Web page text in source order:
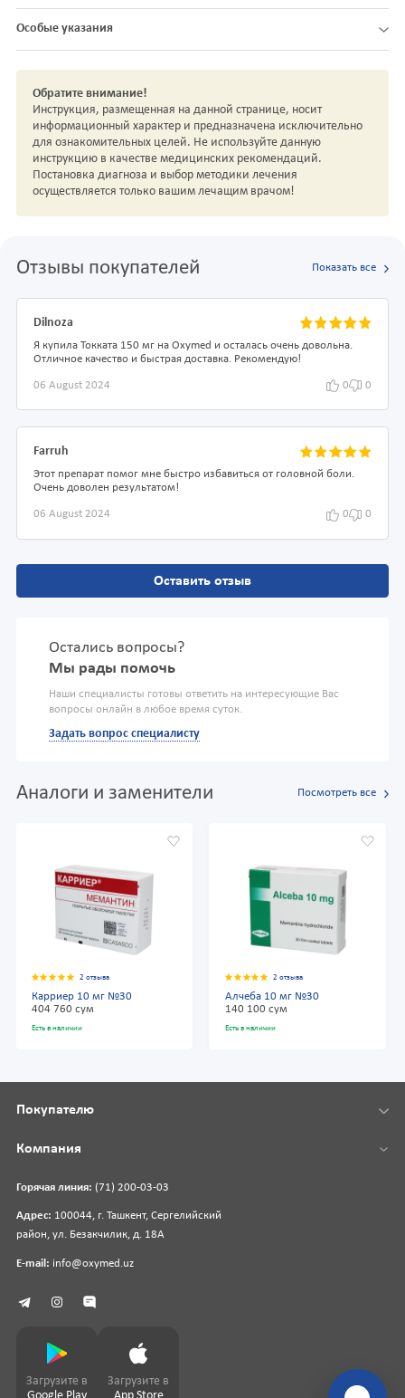
Особые указания
Обратите внимание!
Инструкция, размещенная на данной странице, носит
информационный характер и предназначена исключительно
для ознакомительных целей. Не используйте данную
инструкцию в качестве медицинских рекомендаций.
Постановка диагноза и выбор методики лечения
осуществляется только вашим лечащим врачом!
Отзывы покупателей Показать все
Dilnoza
Я купила Токката 150 мг на Oxymed и осталась очень довольна.
Отличное качество и быстрая доставка. Рекомендую!
06 August 2024 0 0
Farruh
Этот препарат помог мне быстро избавиться от головной боли.
Очень доволен результатом!
06 August 2024 0 0
Оставить отзыв
Остались вопросы?
Мы рады помочь
Наши специалисты готовы ответить на интересующие Вас
вопросы онлайн в любое время суток.
Задать вопрос специалисту
Аналоги и заменители Посмотреть все
2 отзыва
Карриер 10 мг №30
404 760 сум
Есть в наличии
2 отзыва
Алчеба 10 мг №30
140 100 сум
Есть в наличии
Горячая линия: (71) 200-03-03
Адрес: 100044, г. Ташкент, Сергелийский
район, ул. Безакчилик, д. 18А
E-mail: info@oxymed.uz
Покупателю
Компания
Загрузите в
Загрузите в